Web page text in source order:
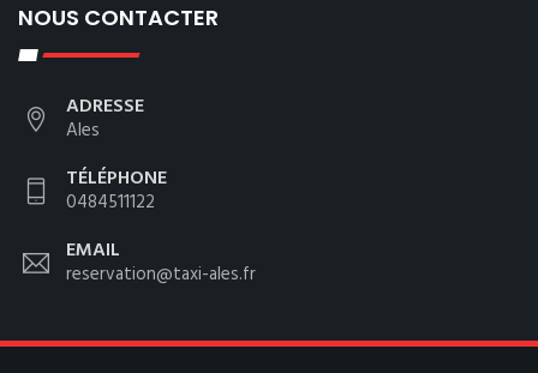
NOUS CONTACTER
ADRESSE
Ales
TÉLÉPHONE
0484511122
EMAIL
reservation@taxi-ales.fr